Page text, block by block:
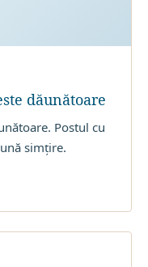
dăunătoare
Postul cu
simțire.